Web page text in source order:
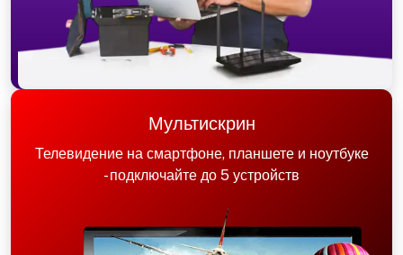
Мультискрин
Телевидение на смартфоне, планшете и ноутбуке
- подключайте до 5 устройств